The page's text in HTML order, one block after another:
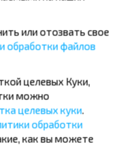
- Барановичи
- Тересполь
- Беловежская Пуща
- Минск
- Минск
Петербург - Минск
или отозвать свое
обработки файлов
целевых Куки,
можно
целевых куки.
обработки
как вы можете